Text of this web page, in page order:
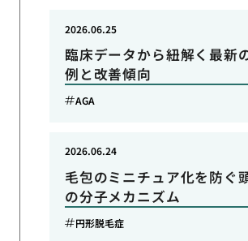
臨床データから紐解く最新
例と改善傾向
2026.06.25
AGA
毛包のミニチュア化を防ぐ
の分子メカニズム
2026.06.24
円形脱毛症